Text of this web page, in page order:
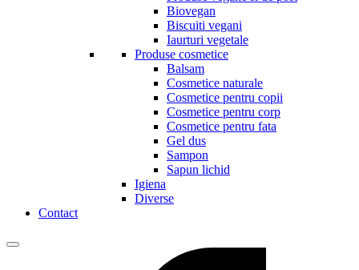
Biovegan
Biscuiti vegani
Iaurturi vegetale
Produse cosmetice
Balsam
Cosmetice naturale
Cosmetice pentru copii
Cosmetice pentru corp
Cosmetice pentru fata
Gel dus
Sampon
Sapun lichid
Igiena
Diverse
Contact